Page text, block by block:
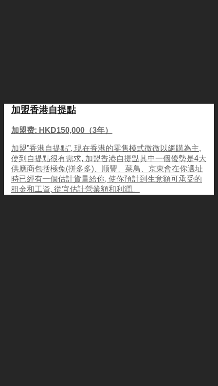
加盟香港自提點
加盟费: HKD150,000（3年）
加盟”香港自提點”, 現在香港的零售模式微微以網購為主,
使到自提點很有需求, 加盟香港自提點其中一個優勢是4大
供應商包括極兔(拼多多)、顺豐、菜鳥、京東會在你選址
時已經有一個估計貨量給你, 使你預計到生意額可承受的
租金和工資, 從宜估計營業額和利潤。